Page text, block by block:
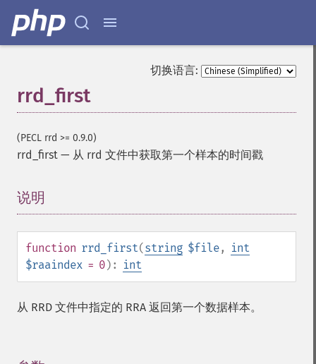
切换语言:
rrd_first
(PECL rrd >= 0.9.0)
rrd_first — 从 rrd 文件中获取第一个样本的时间戳
说明
function rrd_first(string $file,
int
$raaindex = 0): int
从 RRD 文件中指定的 RRA 返回第一个数据样本。